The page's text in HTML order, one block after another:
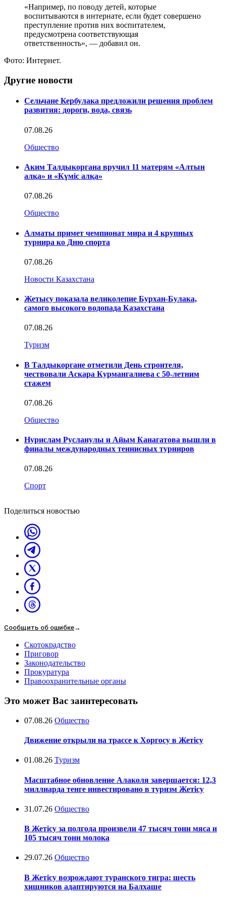
«Например, по поводу детей, которые
воспитываются в интернате, если будет совершено
преступление против них воспитателем,
предусмотрена соответствующая
ответственность», — добавил он.
Фото: Интернет.
Другие новости
Сельчане Кербулака предложили решения проблем
развития: дороги, вода, связь
07.08.26
Общество
Аким Талдыкоргана вручил 11 матерям «Алтын
алқа» и «Күміс алқа»
07.08.26
Общество
Алматы примет чемпионат мира и 4 крупных
турнира ко Дню спорта
07.08.26
Новости Казахстана
Жетысу показала великолепие Бурхан-Булака,
самого высокого водопада Казахстана
07.08.26
Туризм
В Талдыкоргане отметили День строителя,
чествовали Аскара Курмангалиева с 50-летним
стажем
07.08.26
Общество
Нурислам Русланулы и Айым Канагатова вышли в
финалы международных теннисных турниров
07.08.26
Спорт
Поделиться новостью
Сообщить об ошибке→
Скотокрадство
Приговор
Законодательство
Прокуратура
Правоохранительные органы
Это может Вас заинтересовать
07.08.26 Общество
Движение открыли на трассе к Хоргосу в Жетісу
01.08.26 Туризм
Масштабное обновление Алаколя завершается: 12,3
миллиарда тенге инвестировано в туризм Жетісу
31.07.26 Общество
В Жетісу за полгода произвели 47 тысяч тонн мяса и
105 тысяч тонн молока
29.07.26 Общество
В Жетісу возрождают туранского тигра: шесть
хищников адаптируются на Балхаше